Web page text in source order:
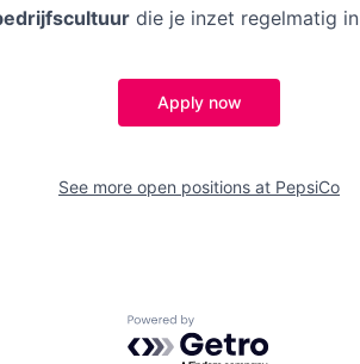
die je inzet regelmatig
Apply now
See more open positions at PepsiCo
Powered by Getro.com